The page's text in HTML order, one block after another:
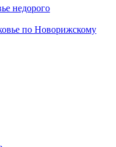
недорого
по Новорижскому